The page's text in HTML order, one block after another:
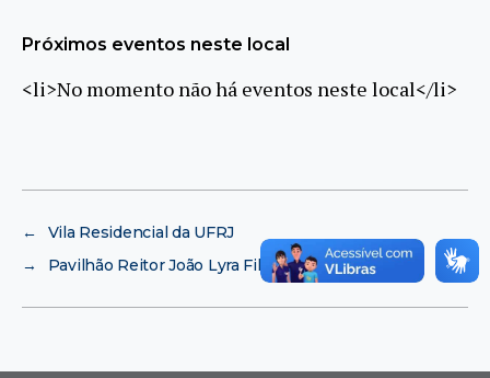
Próximos eventos neste local
<li>No momento não há eventos neste local</li>
←
Vila Residencial da UFRJ
→
Pavilhão Reitor João Lyra Filho